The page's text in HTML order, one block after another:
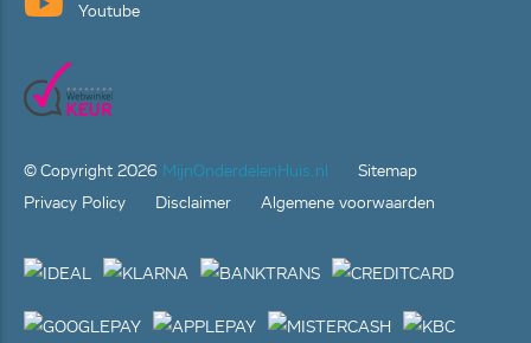
Youtube
© Copyright 2026 MijnOnderdelenHuis.nl
Sitemap
Privacy Policy
Disclaimer Algemene voorwaarden